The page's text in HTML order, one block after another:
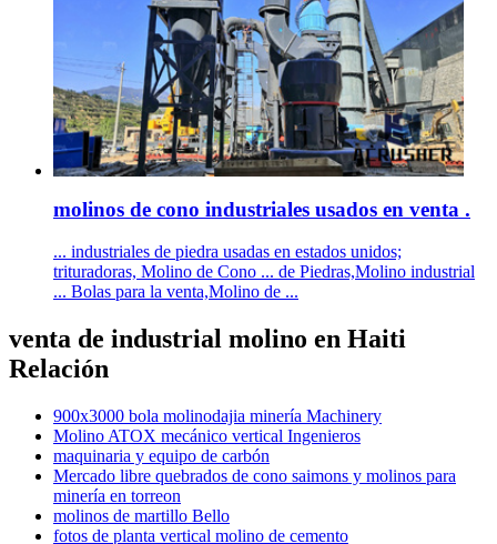
molinos de cono industriales usados en venta .
... industriales de piedra usadas en estados unidos;
trituradoras, Molino de Cono ... de Piedras,Molino industrial
... Bolas para la venta,Molino de ...
venta de industrial molino en Haiti
Relación
900x3000 bola molinodajia minería Machinery
Molino ATOX mecánico vertical Ingenieros
maquinaria y equipo de carbón
Mercado libre quebrados de cono saimons y molinos para
minería en torreon
molinos de martillo Bello
fotos de planta vertical molino de cemento